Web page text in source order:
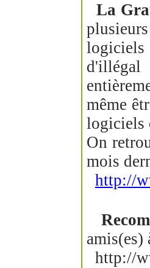
La
même
logiciels
On
mois
http://
amis(es)
http://